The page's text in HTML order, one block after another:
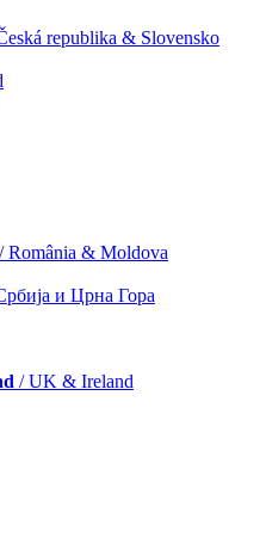
republika & Slovensko
/ România & Moldova
и Црна Гора
/ UK & Ireland